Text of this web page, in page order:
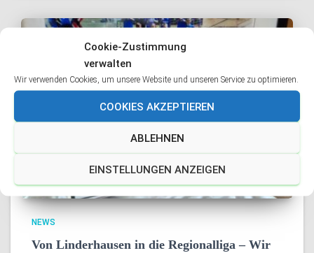
Cookie-Zustimmung
verwalten
Wir verwenden Cookies, um unsere Website und unseren Service zu optimieren.
COOKIES AKZEPTIEREN
ABLEHNEN
EINSTELLUNGEN ANZEIGEN
NEWS
Von Linderhausen in die Regionalliga – Wir